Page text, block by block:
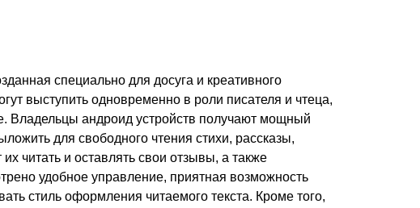
специально для досуга и креативного
выступить одновременно в роли писателя и чтеца,
Владельцы андроид устройств получают мощный
для свободного чтения стихи, рассказы,
читать и оставлять свои отзывы, а также
удобное управление, приятная возможность
стиль оформления читаемого текста. Кроме того,